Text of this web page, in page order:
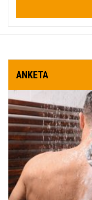
ANKETA